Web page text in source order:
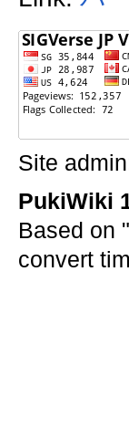
Site
PukiWiki
Based on
convert